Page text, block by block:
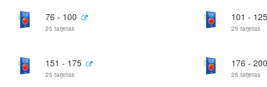
76 - 100
25 tarjetas
101 - 125
25 tarjetas
151 - 175
25 tarjetas
176 - 200
25 tarjetas